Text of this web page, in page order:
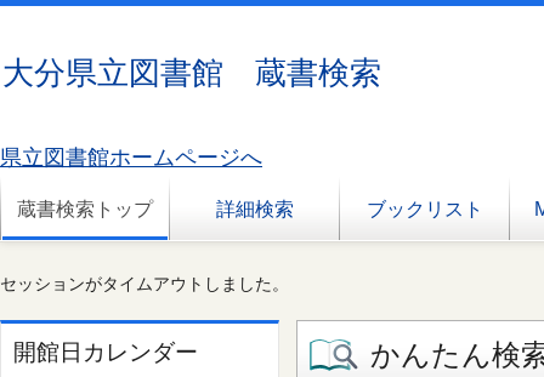
大分県立図書館 蔵書検索
県立図書館ホームページへ
蔵書検索トップ 詳細検索 ブックリスト
セッションがタイムアウトしました。
開館日カレンダー かんたん検